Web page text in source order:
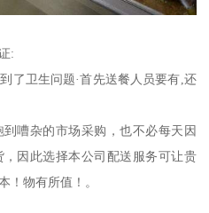
:
了卫生问题·首先送餐人员要有,还
嘈杂的市场采购，也不必每天因
因此选择本公司配送服务可让贵
！物有所值！。